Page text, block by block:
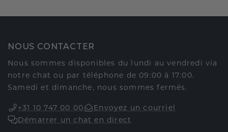
NOUS CONTACTER
Nous sommes disponibles du lundi au vendredi via
notre chat ou par téléphone de 09:00 à 17:00.
Samedi et dimanche, nous sommes fermés.
+31 10 747 00 00
Envoyez un courriel
Démarrer un chat en direct